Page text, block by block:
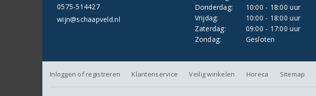
0575-514427
wijn@schaapveld.nl
Donderdag:
10:00 - 18:00 uur
Vrijdag:
10:00 - 18:00 uur
Zaterdag:
09:00 - 17:00 uur
Zondag:
Gesloten
Inloggen of registreren Klantenservice Veilig winkelen Horeca Sitemap